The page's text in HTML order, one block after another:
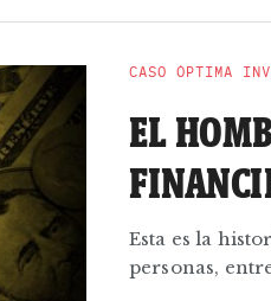
CASO ÓPTIMA
EL
Esta es la
personas,